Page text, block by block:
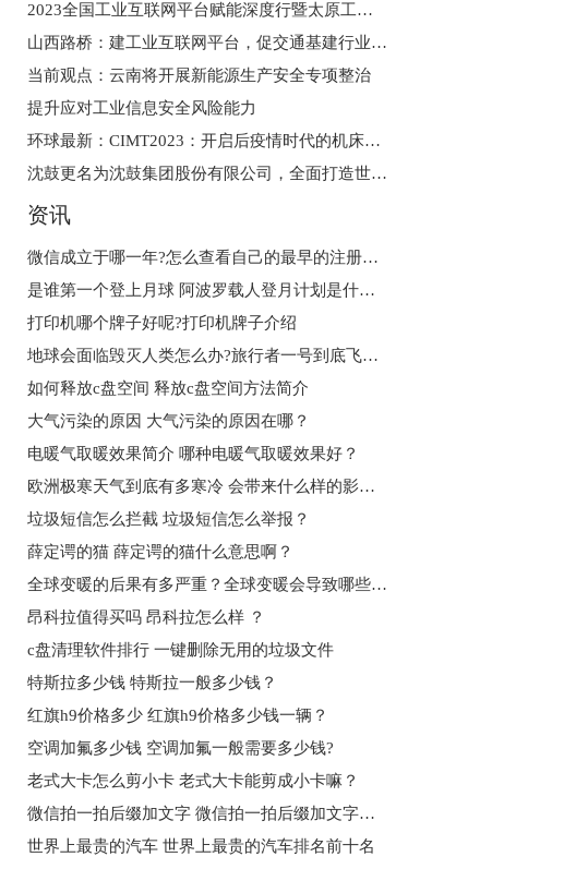
2023全国工业互联网平台赋能深度行暨太原工业互联网发展大会举行 今日聚焦
山西路桥：建工业互联网平台，促交通基建行业变革 全球新消息
当前观点：云南将开展新能源生产安全专项整治
提升应对工业信息安全风险能力
环球最新：CIMT2023：开启后疫情时代的机床盛宴
沈鼓更名为沈鼓集团股份有限公司，全面打造世界一流品牌！ 环球关注
资讯
微信成立于哪一年?怎么查看自己的最早的注册微信时间呢?
是谁第一个登上月球 阿波罗载人登月计划是什么？
打印机哪个牌子好呢?打印机牌子介绍
地球会面临毁灭人类怎么办?旅行者一号到底飞出太阳系了没?
如何释放c盘空间 释放c盘空间方法简介
大气污染的原因 大气污染的原因在哪？
电暖气取暖效果简介 哪种电暖气取暖效果好？
欧洲极寒天气到底有多寒冷 会带来什么样的影响？
垃圾短信怎么拦截 垃圾短信怎么举报？
薛定谔的猫 薛定谔的猫什么意思啊？
全球变暖的后果有多严重？全球变暖会导致哪些问题？
昂科拉值得买吗 昂科拉怎么样 ？
c盘清理软件排行 一键删除无用的垃圾文件
特斯拉多少钱 特斯拉一般多少钱？
红旗h9价格多少 红旗h9价格多少钱一辆？
空调加氟多少钱 空调加氟一般需要多少钱?
老式大卡怎么剪小卡 老式大卡能剪成小卡嘛？
微信拍一拍后缀加文字 微信拍一拍后缀加文字攻略
世界上最贵的汽车 世界上最贵的汽车排名前十名